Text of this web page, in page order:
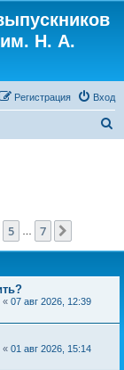
Н. А.
Вход
Регистрация
5 7
« 07 авг 2026, 12:39
« 01 авг 2026, 15:14